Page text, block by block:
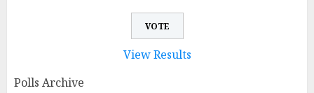
View Results
Polls Archive